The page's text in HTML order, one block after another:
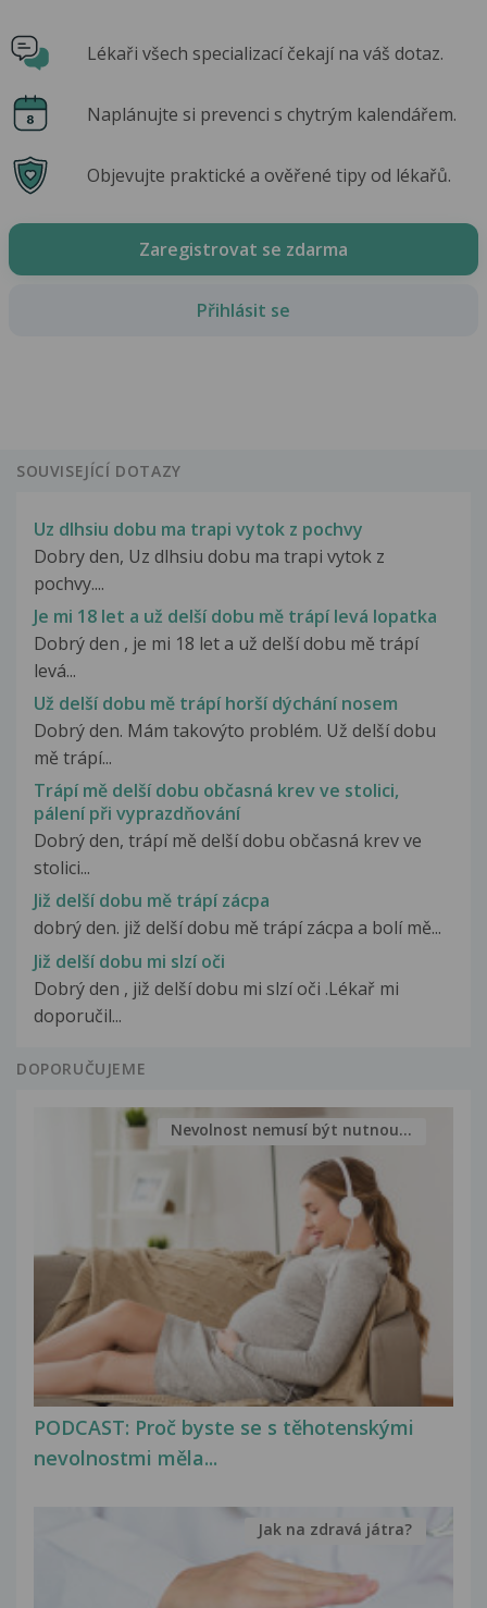
Lékaři všech specializací čekají na váš dotaz.
Naplánujte si prevenci s chytrým kalendářem.
Objevujte praktické a ověřené tipy od lékařů.
Zaregistrovat se zdarma
Přihlásit se
SOUVISEJÍCÍ DOTAZY
Uz dlhsiu dobu ma trapi vytok z pochvy
Dobry den, Uz dlhsiu dobu ma trapi vytok z
pochvy....
Je mi 18 let a už delší dobu mě trápí levá lopatka
Dobrý den , je mi 18 let a už delší dobu mě trápí
levá...
Už delší dobu mě trápí horší dýchání nosem
Dobrý den. Mám takovýto problém. Už delší dobu
mě trápí...
Trápí mě delší dobu občasná krev ve stolici,
pálení při vyprazdňování
Dobrý den, trápí mě delší dobu občasná krev ve
stolici...
Již delší dobu mě trápí zácpa
dobrý den. již delší dobu mě trápí zácpa a bolí mě...
Již delší dobu mi slzí oči
Dobrý den , již delší dobu mi slzí oči .Lékař mi
doporučil...
DOPORUČUJEME
PODCAST: Proč byste se s těhotenskými
nevolnostmi měla...
Nevolnost nemusí být nutnou...
Jak na zdravá játra?